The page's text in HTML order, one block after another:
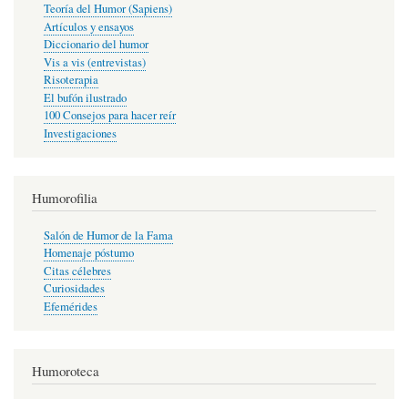
Teoría del Humor (Sapiens)
Artículos y ensayos
Diccionario del humor
Vis a vis (entrevistas)
Risoterapia
El bufón ilustrado
100 Consejos para hacer reír
Investigaciones
Humorofilia
Salón de Humor de la Fama
Homenaje póstumo
Citas célebres
Curiosidades
Efemérides
Humoroteca